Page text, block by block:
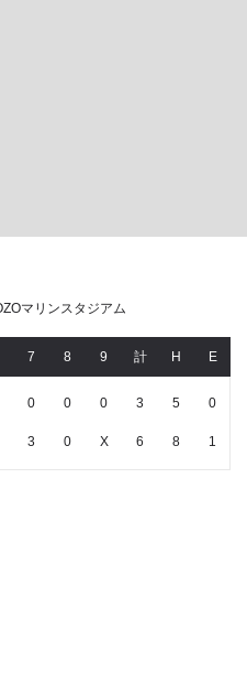
マリンスタジアム
7 8 9 計 H E
0 0 0 3 5 0
3 0 X 6 8 1